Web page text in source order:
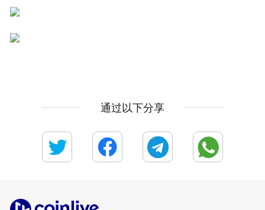
通过以下分享